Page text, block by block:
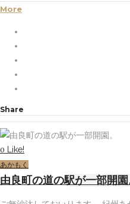
More
Share
0 Like!
あかもく
由良町の道の駅が一部開園